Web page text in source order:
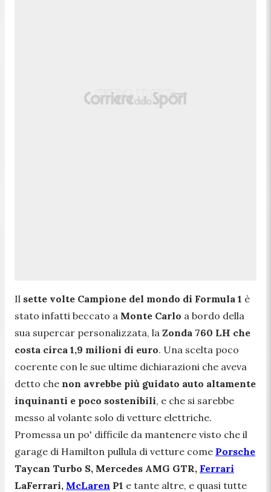
Il sette volte Campione del mondo di Formula 1 è
stato infatti beccato a Monte Carlo a bordo della
sua supercar personalizzata, la Zonda 760 LH che
costa circa 1,9 milioni di euro. Una scelta poco
coerente con le sue ultime dichiarazioni che aveva
detto che non avrebbe più guidato auto altamente
inquinanti e poco sostenibili, e che si sarebbe
messo al volante solo di vetture elettriche.
Promessa un po' difficile da mantenere visto che il
garage di Hamilton pullula di vetture come Porsche
Taycan Turbo S, Mercedes AMG GTR, Ferrari
LaFerrari, McLaren P1 e tante altre, e quasi tutte